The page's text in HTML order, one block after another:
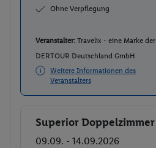
Ohne Verpflegung
Veranstalter: Travelix - eine Marke der
DERTOUR Deutschland GmbH
Weitere Informationen des
Veranstalters
Buchen
Superior Doppelzimmer
09.09. - 14.09.2026